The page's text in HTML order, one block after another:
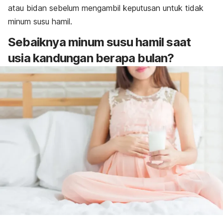
atau bidan sebelum mengambil keputusan untuk tidak
minum susu hamil.
Sebaiknya minum susu hamil saat
usia kandungan berapa bulan?